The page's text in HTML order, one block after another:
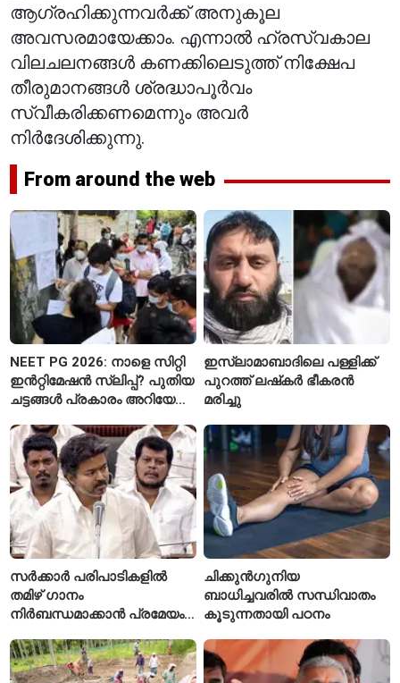
ആഗ്രഹിക്കുന്നവർക്ക് അനുകൂല
അവസരമായേക്കാം. എന്നാൽ ഹ്രസ്വകാല
വിലചലനങ്ങൾ കണക്കിലെടുത്ത് നിക്ഷേപ
തീരുമാനങ്ങൾ ശ്രദ്ധാപൂർവം
സ്വീകരിക്കണമെന്നും അവർ
നിർദേശിക്കുന്നു.
From around the web
NEET PG 2026: നാളെ സിറ്റി
ഇൻറ്റിമേഷൻ സ്ലിപ്പ്? പുതിയ
ചട്ടങ്ങൾ പ്രകാരം അറിയേണ്ട
ഇസ്ലാമാബാദിലെ പള്ളിക്ക്
പുറത്ത് ലഷ്‌കർ ഭീകരൻ
മരിച്ചു
സർക്കാർ പരിപാടികളിൽ
തമിഴ് ഗാനം
നിർബന്ധമാക്കാൻ പ്രമേയം;
ചിക്കുൻഗുനിയ
ബാധിച്ചവരിൽ സന്ധിവാതം
കൂടുന്നതായി പഠനം